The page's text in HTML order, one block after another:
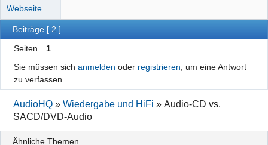
Webseite
Beiträge [ 2 ]
Seiten
1
Sie müssen sich anmelden oder registrieren, um eine Antwort
zu verfassen
AudioHQ »Wiedergabe und HiFi »Audio-CD vs.
SACD/DVD-Audio
Ähnliche Themen